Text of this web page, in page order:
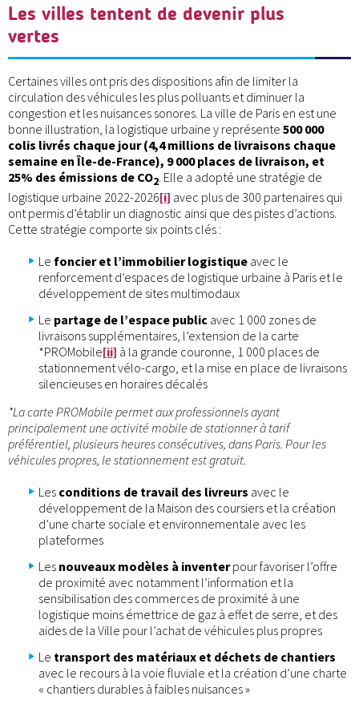
Les villes tentent de devenir plus
vertes
Certaines villes ont pris des dispositions afin de limiter la
circulation des véhicules les plus polluants et diminuer la
congestion et les nuisances sonores. La ville de Paris en est une
bonne illustration, la logistique urbaine y représente 500 000
colis livrés chaque jour (4,4 millions de livraisons chaque
semaine en Île-de-France), 9 000 places de livraison, et
25% des émissions de CO2. Elle a adopté une stratégie de
logistique urbaine 2022-2026[i] avec plus de 300 partenaires qui
ont permis d’établir un diagnostic ainsi que des pistes d’actions.
Cette stratégie comporte six points clés :
Le foncier et l’immobilier logistique avec le
renforcement d’espaces de logistique urbaine à Paris et le
développement de sites multimodaux
Le partage de l’espace public avec 1 000 zones de
livraisons supplémentaires, l’extension de la carte
*PROMobile[ii] à la grande couronne, 1 000 places de
stationnement vélo-cargo, et la mise en place de livraisons
silencieuses en horaires décalés
*La carte PROMobile permet aux professionnels ayant
principalement une activité mobile de stationner à tarif
préférentiel, plusieurs heures consécutives, dans Paris. Pour les
véhicules propres, le stationnement est gratuit.
Les conditions de travail des livreurs avec le
développement de la Maison des coursiers et la création
d’une charte sociale et environnementale avec les
plateformes
Les nouveaux modèles à inventerpour favoriser l’offre
de proximité avec notamment l’information et la
sensibilisation des commerces de proximité à une
logistique moins émettrice de gaz à effet de serre, et des
aides de la Ville pour l’achat de véhicules plus propres
Le transport des matériaux et déchets de chantiers
avec le recours à la voie fluviale et la création d’une charte
« chantiers durables à faibles nuisances »